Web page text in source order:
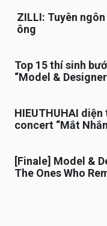
ZILLI: Tuyên
ông
Top 15 thí sinh
“Model &
HIEUTHUHAI
concert “Mắt
[Finale] Model &
The Ones Who